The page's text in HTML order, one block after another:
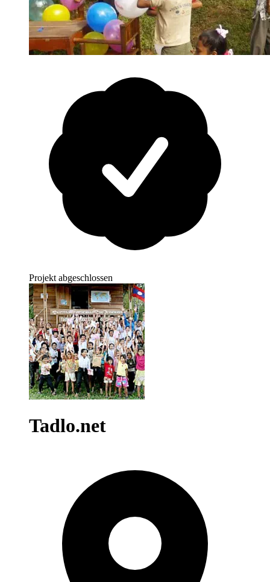
Projekt abgeschlossen
Tadlo.net